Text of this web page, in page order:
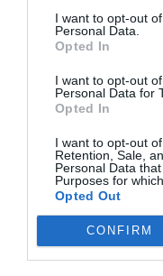
I want to opt-out
Personal Data.
Opted In
I want to opt-out
Personal Data for
Opted In
I want to opt-out
Retention, Sale,
Personal Data
Purposes for
Opted Out
CONFIRM
noszenia cennych
korzystaj z dobrze
również zachować
korzystania z
zwracając uwagę